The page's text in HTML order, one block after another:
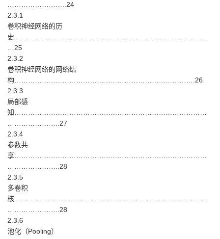
……………………..24
2.3.1
卷积神经网络的历
史…………………………………………………………………………
…25
2.3.2
卷积神经网络的网络结
构…………………………………………………………………….26
2.3.3
局部感
知…………………………………………………………………………
…………………..27
2.3.4
参数共
享…………………………………………………………………………
…………………..28
2.3.5
多卷积
核…………………………………………………………………………
…………………..28
2.3.6
池化（Pooling）